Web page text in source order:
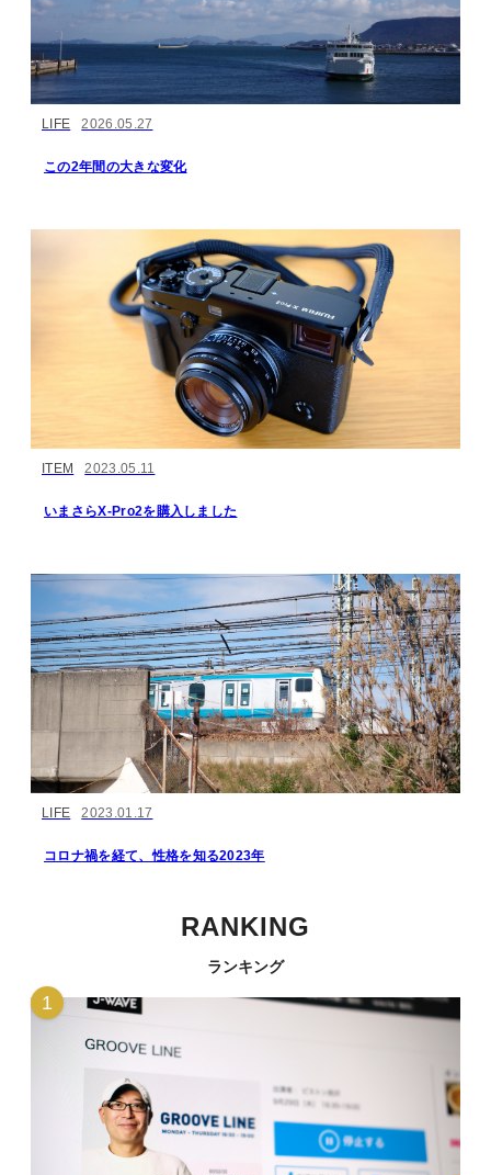
LIFE 2026.05.27
この2年間の大きな変化
ITEM 2023.05.11
いまさらX-Pro2を購入しました
LIFE 2023.01.17
コロナ禍を経て、性格を知る2023年
RANKING
ランキング